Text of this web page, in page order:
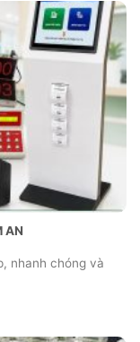
AN
nhanh chóng và